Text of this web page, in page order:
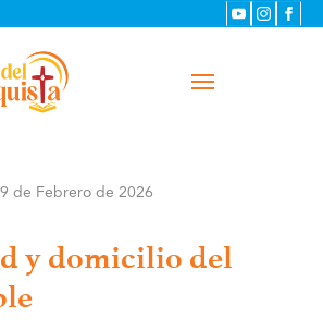
de Febrero de 2026
y domicilio del